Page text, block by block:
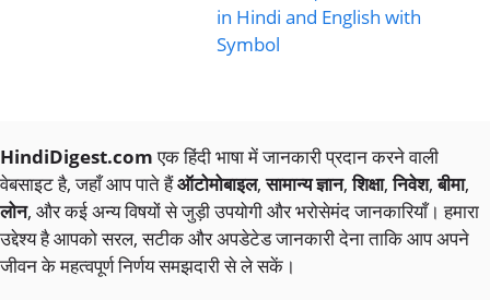
in Hindi and English with
Symbol
HindiDigest.comएक हिंदी भाषा में जानकारी प्रदान करने वाली
वेबसाइट है, जहाँ आप पाते हैंऑटोमोबाइल,सामान्य ज्ञान,शिक्षा,निवेश,बीमा,
लोन, और कई अन्य विषयों से जुड़ी उपयोगी और भरोसेमंद जानकारियाँ। हमारा
उद्देश्य है आपको सरल, सटीक और अपडेटेड जानकारी देना ताकि आप अपने
जीवन के महत्वपूर्ण निर्णय समझदारी से ले सकें।